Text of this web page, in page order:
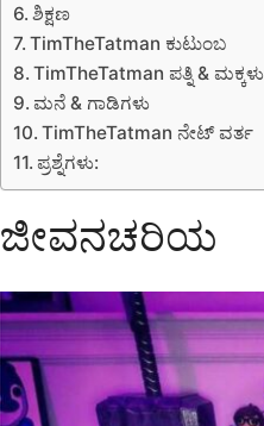
ಶಿಕ್ಷಣ
TimTheTatman ಕುಟುಂಬ
TimTheTatman ಪತ್ನಿ & ಮಕ್ಕಳು
ಮನೆ & ಗಾಡಿಗಳು
TimTheTatman ನೇಟ್ ವರ್ತ
ಪ್ರಶ್ನೆಗಳು:
ಜೀವನಚರಿಯ